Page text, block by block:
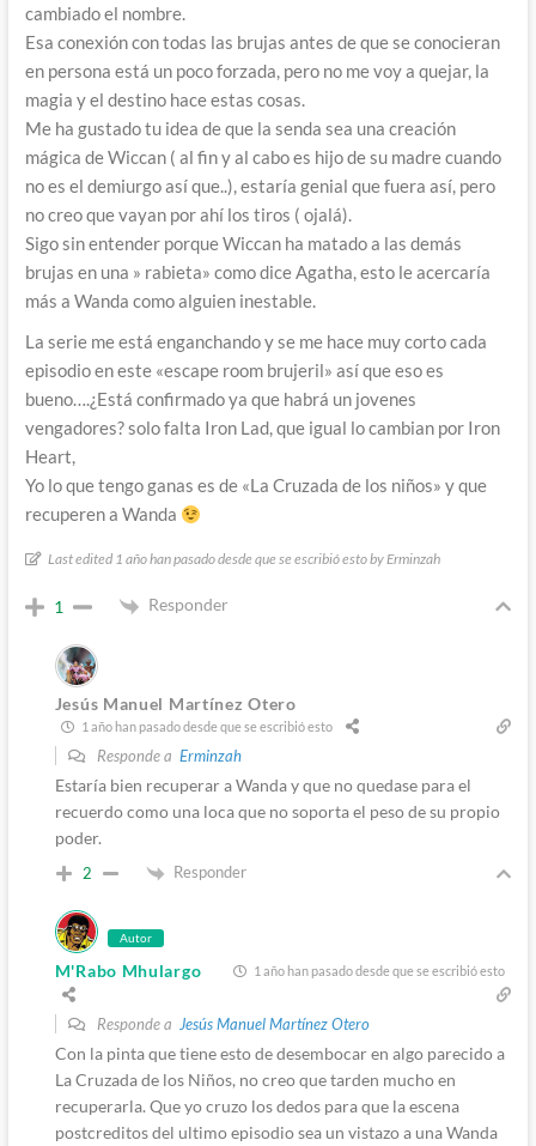
cambiado el nombre.
Esa conexión con todas las brujas antes de que se conocieran
en persona está un poco forzada, pero no me voy a quejar, la
magia y el destino hace estas cosas.
Me ha gustado tu idea de que la senda sea una creación
mágica de Wiccan ( al fin y al cabo es hijo de su madre cuando
no es el demiurgo así que..), estaría genial que fuera así, pero
no creo que vayan por ahí los tiros ( ojalá).
Sigo sin entender porque Wiccan ha matado a las demás
brujas en una » rabieta» como dice Agatha, esto le acercaría
más a Wanda como alguien inestable.
La serie me está enganchando y se me hace muy corto cada
episodio en este «escape room brujeril» así que eso es
bueno….¿Está confirmado ya que habrá un jovenes
vengadores? solo falta Iron Lad, que igual lo cambian por Iron
Heart,
Yo lo que tengo ganas es de «La Cruzada de los niños» y que
recuperen a Wanda
Last edited 1 año han pasado desde que se escribió esto by Erminzah
1 Responder
Jesús Manuel Martínez Otero
1 año han pasado desde que se escribió esto
Responde a Erminzah
Estaría bien recuperar a Wanda y que no quedase para el
recuerdo como una loca que no soporta el peso de su propio
poder.
2 Responder
Autor
M'Rabo Mhulargo 1 año han pasado desde que se escribió esto
Responde a Jesús Manuel Martínez Otero
Con la pinta que tiene esto de desembocar en algo parecido a
La Cruzada de los Niños, no creo que tarden mucho en
recuperarla. Que yo cruzo los dedos para que la escena
postcreditos del ultimo episodio sea un vistazo a una Wanda